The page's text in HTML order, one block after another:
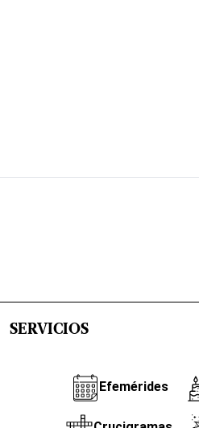
SERVICIOS
Efemérides